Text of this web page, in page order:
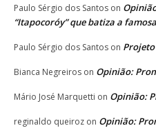
Paulo Sérgio dos Santos on
“Itapocoróy” que batiza a
Paulo Sérgio dos Santos on
Bianca Negreiros on Opinião:
Mário José Marquetti on Opinião:
reginaldo queiroz on Opinião: